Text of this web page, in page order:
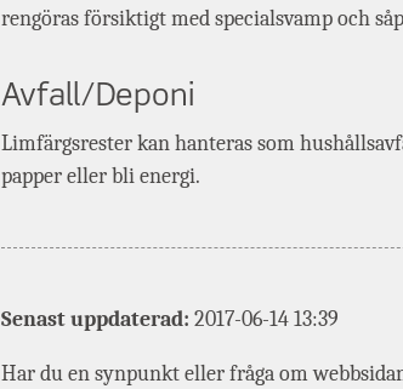
rengöras försiktigt med specialsvamp och
Avfall/Deponi
Limfärgsrester kan hanteras som
papper eller bli energi.
Senast uppdaterad: 2017-06-14 13:39
Har du en synpunkt eller fråga om